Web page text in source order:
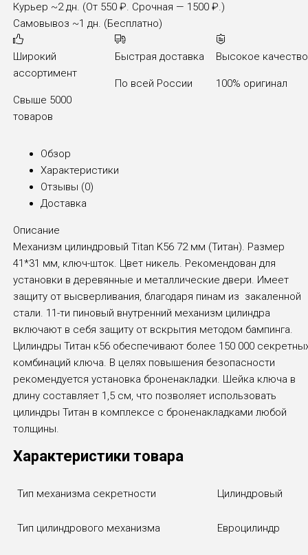
Курьер ~2 дн. (От 550 ₽. Срочная — 1500 ₽.)
Самовывоз ~1 дн. (Бесплатно)
Широкий
ассортимент
Свыше 5000
товаров
Быстрая доставка
По всей России
Высокое качество
100% оригинал
Обзор
Характеристики
Отзывы (0)
Доставка
Описание
Механизм цилиндровый Titan K56 72 мм (Титан). Размер
41*31 мм, ключ-шток. Цвет никель. Рекомендован для
установки в деревянные и металлические двери. Имеет
защиту от высверливания, благодаря пинам из закаленной
стали. 11-ти пиновый внутренний механизм цилиндра
включают в себя защиту от вскрытия методом бампинга.
Цилиндры Титан к56 обеспечивают более 150 000
комбинаций ключа. В целях повышения безопасности
рекомендуется установка броненакладки. Шейка ключа в
длину составляет 1,5 см, что позволяет использовать
цилиндры Титан в комплексе с броненакладками любой
толщины.
Характеристики товара
Тип механизма секретности Цилиндровый
Тип цилиндрового механизма Евроцилиндр